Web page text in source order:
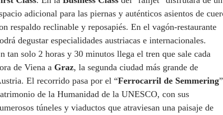
adicional para las piernas y auténticos asientos de
respaldo reclinable y reposapiés. En el vagón-restaurante
degustar especialidades austriacas e internacionales.
tan solo 2 horas y 30 minutos llega el tren que sale cada
de Viena a Graz, la segunda ciudad más grande de
El recorrido pasa por el “Ferrocarril de Semmering
de la Humanidad de la UNESCO, con sus
túneles y viaductos que atraviesan una paisaje de